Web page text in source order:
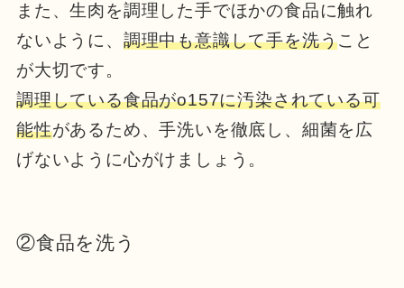
また、生肉を調理した手でほかの食品に触れ
ないように、 調理中も意識して手を洗うこと
が大切です。
調理している食品がo157に汚染されている可
能性があるため、手洗いを徹底し、細菌を広
げないように心がけましょう。
②食品を洗う